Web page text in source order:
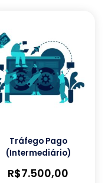
Tráfego Pago
(Intermediário)
R$7.500,00